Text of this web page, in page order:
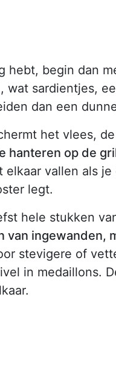
hebt, begin dan
wat sardientjes,
dan een
het vlees,
hanteren op de
vallen als
legt.
hele stukken
van ingewanden,
stevigere of
in medaillons.